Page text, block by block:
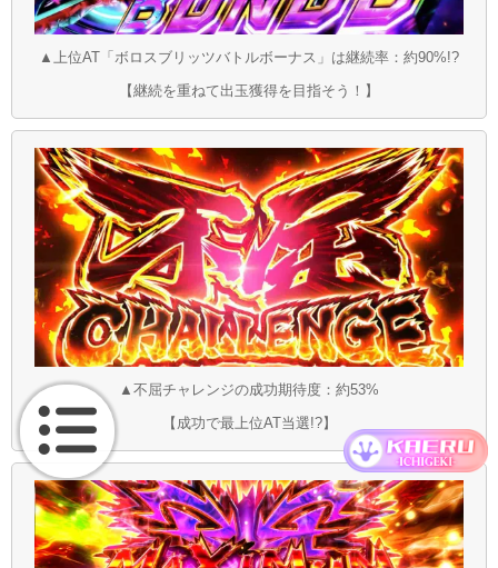
▲上位AT「ボロスブリッツバトルボーナス」は継続率：約90%!?
【継続を重ねて出玉獲得を目指そう！】
▲不屈チャレンジの成功期待度：約53%
【成功で最上位AT当選!?】